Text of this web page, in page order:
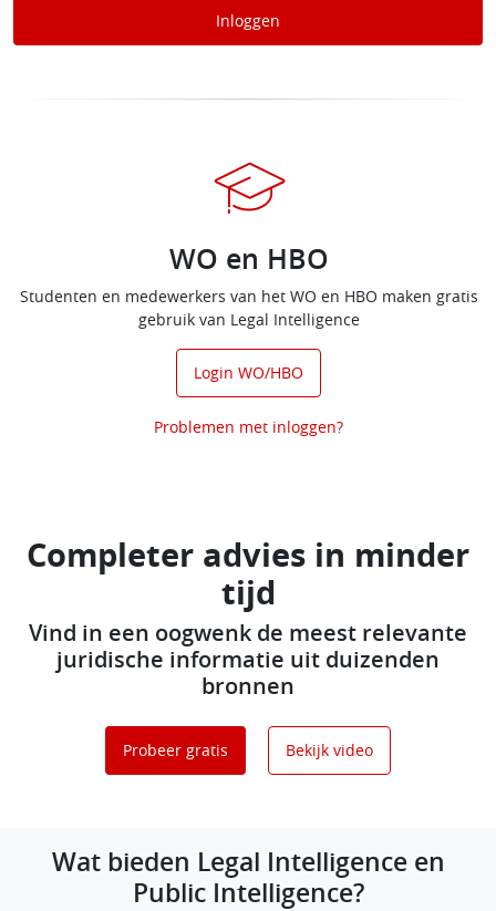
Inloggen
WO en HBO
Studenten en medewerkers van het WO en HBO maken gratis
gebruik van Legal Intelligence
Login WO/HBO
Problemen met inloggen?
Completer advies in minder
tijd
Vind in een oogwenk de meest relevante
juridische informatie uit duizenden
bronnen
Probeer gratis Bekijk video
Wat bieden Legal Intelligence en
Public Intelligence?